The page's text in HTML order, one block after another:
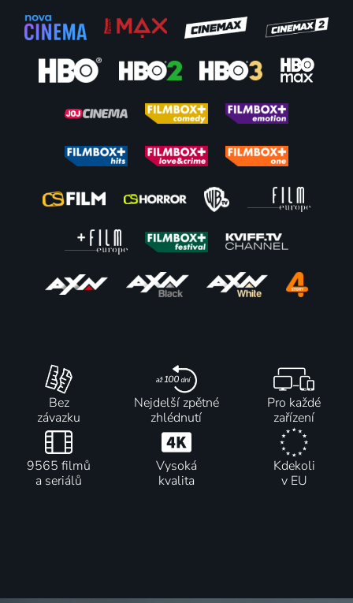
Bez
závazku
Nejdelší zpětné
zhlédnutí
Pro každé
zařízení
9565 filmů
a seriálů
Vysoká
kvalita
Kdekoli
v EU